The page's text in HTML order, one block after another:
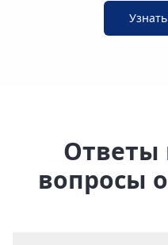
Ответы
вопросы